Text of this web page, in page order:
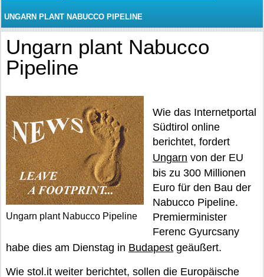
UNGARN PLANT NABUCCO PIPELINE
Ungarn plant Nabucco
Pipeline
Ungarn plant Nabucco Pipeline
Wie das Internetportal
Südtirol online
berichtet, fordert
Ungarn von der EU
bis zu 300 Millionen
Euro für den Bau der
Nabucco Pipeline.
Premierminister
Ferenc Gyurcsany
habe dies am Dienstag in Budapest geäußert.
Wie stol.it weiter berichtet, sollen die Europäische